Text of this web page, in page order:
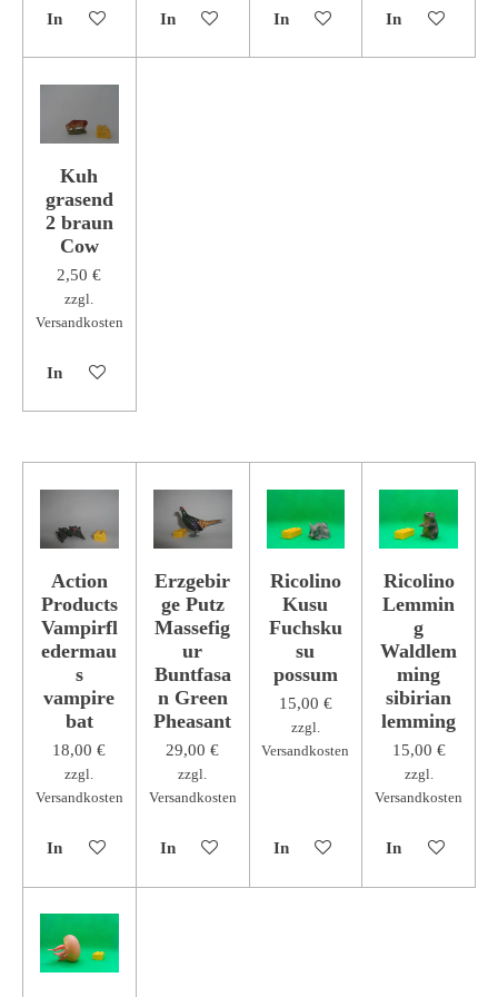
In den WarenkorbIn den WarenkorbIn den WarenkorbIn den
Kuh
grasend
2 braun
Cow
2,50 €
zzgl.
Versandkosten
In den Warenkorb
Action
Products
Vampirfl
edermau
s
vampire
bat
18,00 €
zzgl.
Versandkosten
In den Warenkorb
Erzgebir
ge Putz
Massefig
ur
Buntfasa
n Green
Pheasant
29,00 €
zzgl.
Versandkosten
In den Warenkorb
Ricolino
Kusu
Fuchsku
su
possum
15,00 €
zzgl.
Versandkosten
In den Warenkorb
Ricolino
Lemmin
g
Waldlem
ming
sibirian
lemming
15,00 €
zzgl.
Versandkosten
In den